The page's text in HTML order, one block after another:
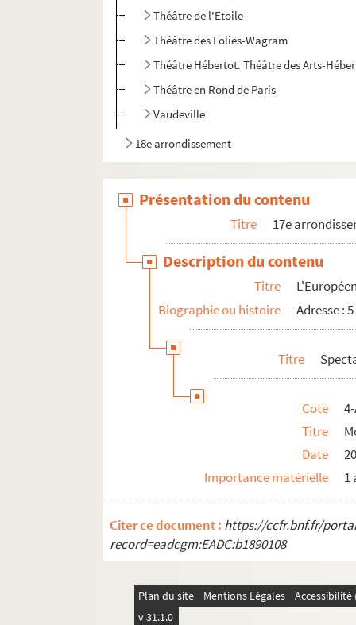
Théâtre de l'Etoile
Théâtre des Folies-Wagram
Théâtre Hébertot. Théâtre des Arts-
Théâtre en Rond de Paris
Vaudeville
18e arrondissement
20e arrondissement
Présentation du contenu
Titre 17e
Description du contenu
Titre
Biographie ou histoire
Adresse :
Titre
Cote
Titre
Date
Importance matérielle
1
Citer ce document : https://ccfr.bnf.fr/
record=eadcgm:EADC:b1890108
Plan du site Mentions Légales
v 31.1.0